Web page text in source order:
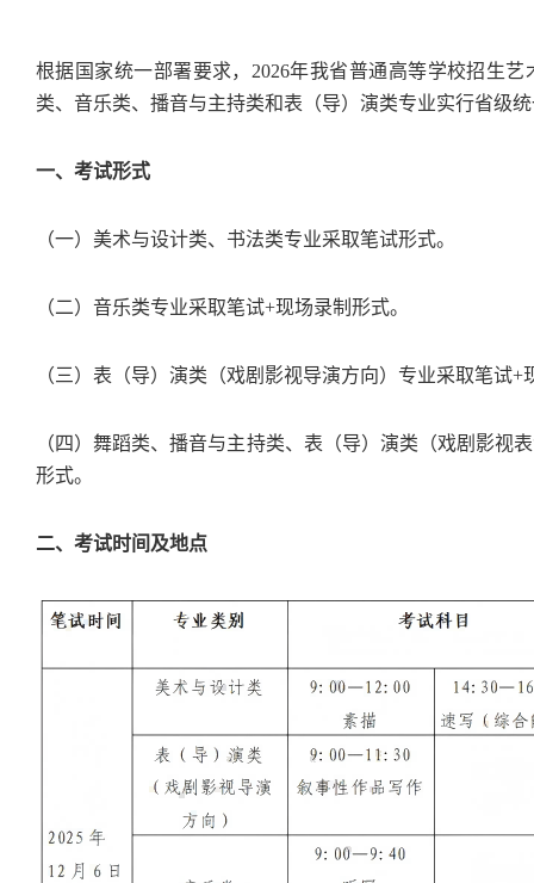
根据国家统一部署要求，2026年我省普通高等学校招生
类、音乐类、播音与主持类和表（导）演类专业实行省级
一、考试形式
（一）美术与设计类、书法类专业采取笔试形式。
（二）音乐类专业采取笔试+现场录制形式。
（三）表（导）演类（戏剧影视导演方向）专业采取笔试+
（四）舞蹈类、播音与主持类、表（导）演类（戏剧影视
形式。
二、考试时间及地点